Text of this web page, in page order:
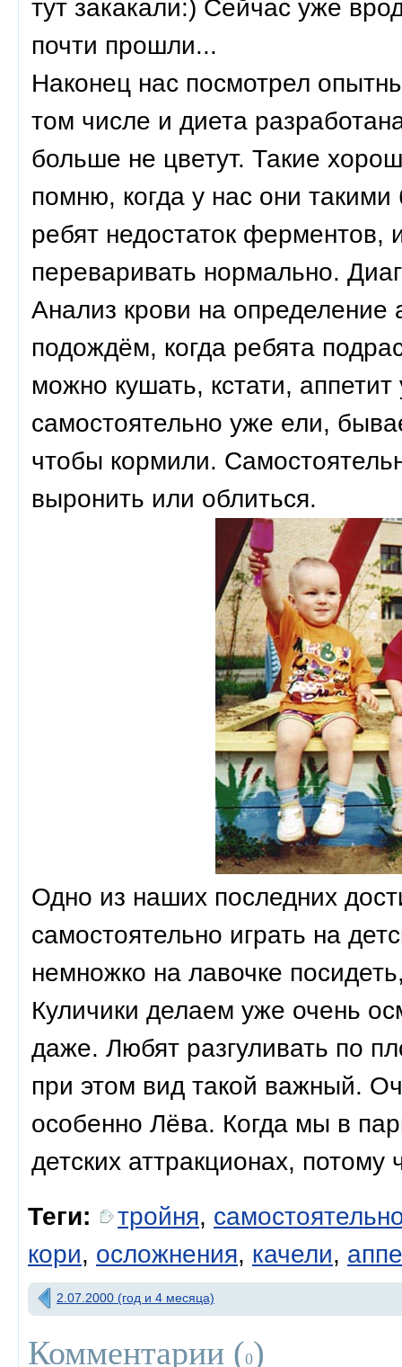
тут закакали:) Сейчас уже
почти прошли...
Наконец нас посмотрел
том числе и диета
больше не цветут. Такие
помню, когда у нас они
ребят недостаток ферментов,
переваривать нормально.
Анализ крови на определение
подождём, когда ребята
можно кушать, кстати,
самостоятельно уже ели,
чтобы кормили.
выронить или облиться.
Одно из наших последних
самостоятельно играть на
немножко на лавочке
Куличики делаем уже очень
даже. Любят разгуливать по
при этом вид такой важный.
особенно Лёва. Когда мы в
детских аттракционах,
Теги:
тройня,
кори, осложнения, качели,
2.07.2000 (год и 4 месяца)
Комментарии (0)